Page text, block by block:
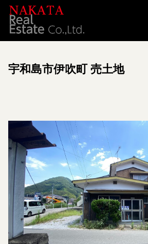
宇和島市伊吹町 売土地